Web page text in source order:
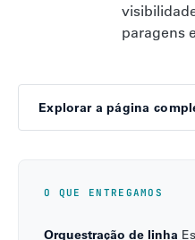
paragens
Explorar a página
O QUE ENTREGAMOS
Orquestração de linha